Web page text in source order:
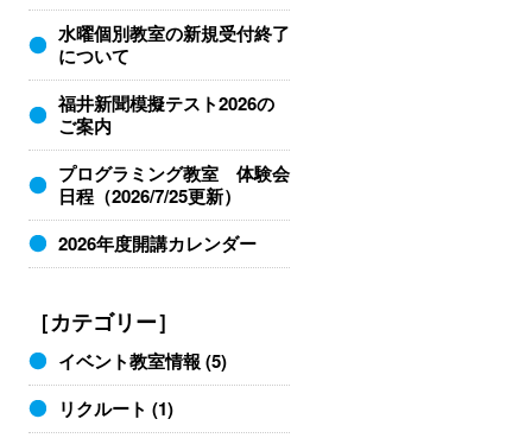
水曜個別教室の新規受付終了
について
福井新聞模擬テスト2026の
ご案内
プログラミング教室 体験会
日程（2026/7/25更新）
2026年度開講カレンダー
［カテゴリー］
イベント教室情報 (5)
リクルート (1)